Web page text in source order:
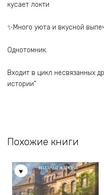
кусает локти
✨Много уюта и вкусной
Однотомник.
Входит в цикл несвязанных
истории"
Похожие книги